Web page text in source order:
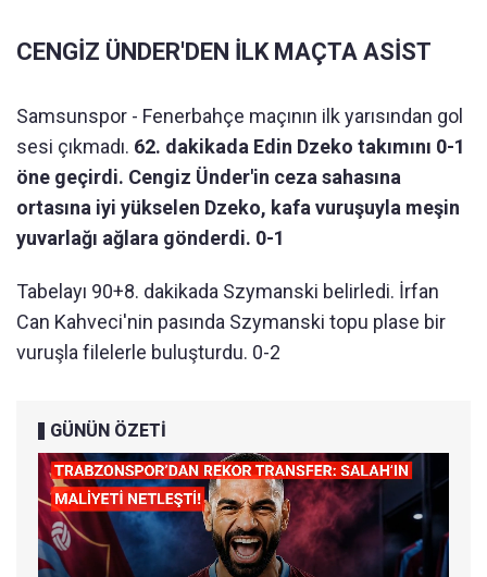
CENGİZ ÜNDER'DEN İLK MAÇTA ASİST
Samsunspor - Fenerbahçe maçının ilk yarısından gol
sesi çıkmadı. 62. dakikada Edin Dzeko takımını 0-1
öne geçirdi. Cengiz Ünder'in ceza sahasına
ortasına iyi yükselen Dzeko, kafa vuruşuyla meşin
yuvarlağı ağlara gönderdi. 0-1
Tabelayı 90+8. dakikada Szymanski belirledi. İrfan
Can Kahveci'nin pasında Szymanski topu plase bir
vuruşla filelerle buluşturdu. 0-2
GÜNÜN ÖZETİ